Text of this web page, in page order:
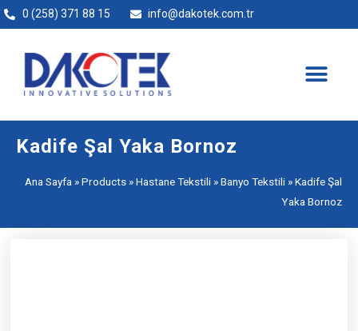
0 (258) 371 88 15 info@dakotek.com.tr
Kadife Şal Yaka Bornoz
Ana Sayfa »Products »Hastane Tekstili »Banyo Tekstili »Kadife Şal
Yaka Bornoz